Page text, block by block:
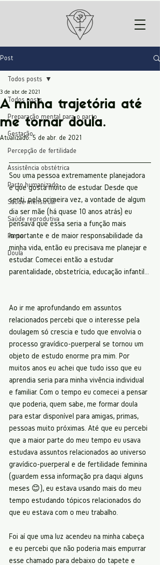
Post
Todos posts
Preparação mental para o parto
Gestação
Percepção de fertilidade
Assistência obstétrica
Parto humanizado
Saúde menstrual
Saúde reprodutiva
Parto
Doula
Todos posts
A minha trajetória até
me tornar doula.
3 de abr. de 2021
Atualizado:5 de abr. de 2021
Sou uma pessoa extremamente planejadora
e que gosta muito de estudar. Desde que
senti, pela primeira vez, a vontade de algum
dia ser mãe (há quase 10 anos atrás) eu
pensava que essa seria a função mais
importante e de maior responsabilidade da
minha vida, então eu precisava me planejar e
estudar. Comecei então a estudar
parentalidade, obstetrícia, educação infantil...
Ao ir me aprofundando em assuntos
relacionados percebi que o interesse pela
doulagem só crescia e tudo que envolvia o
processo gravídico-puerperal se tornou um
objeto de estudo enorme pra mim. Por
muitos anos eu achei que tudo isso que eu
aprendia seria para minha vivência individual
e familiar. Com o tempo eu comecei a pensar
que poderia, quem sabe, me formar doula
para estar disponível para amigas, primas,
pessoas muito próximas. Até que eu percebi
que a maior parte do meu tempo eu usava
estudava assuntos relacionados ao universo
gravídico-puerperal e de fertilidade feminina
(guardem essa informação pra daqui alguns
meses 😊), eu estava usando mais do meu
tempo estudando tópicos relacionados do
que eu estava com o meu trabalho.
Foi aí que uma luz acendeu na minha cabeça
e eu percebi que não poderia mais empurrar
esse chamado para debaixo do tapete e